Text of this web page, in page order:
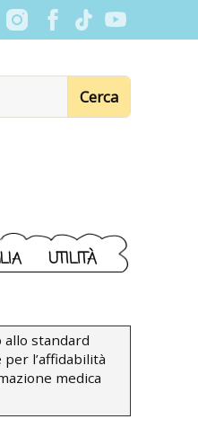
UTILITÀ
allo standard
per l’affidabilità
medica